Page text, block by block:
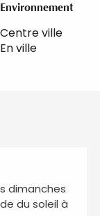
Environnement
Environnement
Centre ville
En ville
dimanches
du soleil à